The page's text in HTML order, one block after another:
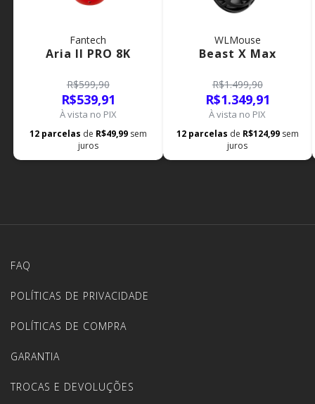
Fantech
Aria II PRO 8K
R$599,90
R$539,91
À vista no PIX
12 parcelas de R$49,99 sem
juros
WLMouse
Beast X Max
R$1.499,90
R$1.349,91
À vista no PIX
12 parcelas de R$124,99 sem
juros
FAQ
POLÍTICAS DE PRIVACIDADE
POLÍTICAS DE COMPRA
GARANTIA
TROCAS E DEVOLUÇÕES